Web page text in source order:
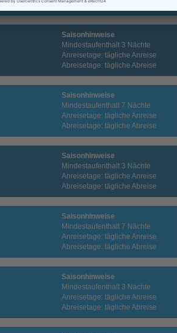
Abreisetage: tägliche Abreise
Saisonhinweise
Mindestaufenthalt 3 Nächte
Anreisetage: tägliche Anreise
Abreisetage: tägliche Abreise
Saisonhinweise
Mindestaufenthalt 7 Nächte
Anreisetage: tägliche Anreise
Abreisetage: tägliche Abreise
Saisonhinweise
Mindestaufenthalt 3 Nächte
Anreisetage: tägliche Anreise
Abreisetage: tägliche Abreise
Saisonhinweise
Mindestaufenthalt 7 Nächte
Anreisetage: tägliche Anreise
Abreisetage: tägliche Abreise
Saisonhinweise
Mindestaufenthalt 3 Nächte
Anreisetage: tägliche Anreise
Abreisetage: tägliche Abreise